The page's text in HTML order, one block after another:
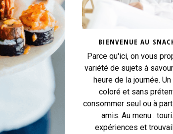
BIENVENUE AU
Parce qu'ici, on vous
variété de sujets à
heure de la journée.
coloré et sans
consommer seul ou à
amis. Au menu :
expériences et